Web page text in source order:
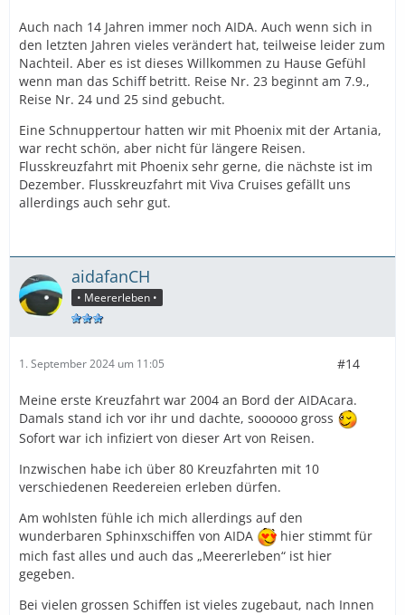
Auch nach 14 Jahren immer noch AIDA. Auch wenn sich in
den letzten Jahren vieles verändert hat, teilweise leider zum
Nachteil. Aber es ist dieses Willkommen zu Hause Gefühl
wenn man das Schiff betritt. Reise Nr. 23 beginnt am 7.9.,
Reise Nr. 24 und 25 sind gebucht.
Eine Schnuppertour hatten wir mit Phoenix mit der Artania,
war recht schön, aber nicht für längere Reisen.
Flusskreuzfahrt mit Phoenix sehr gerne, die nächste ist im
Dezember. Flusskreuzfahrt mit Viva Cruises gefällt uns
allerdings auch sehr gut.
aidafanCH
• Meererleben •
1. September 2024 um 11:05 #14
Meine erste Kreuzfahrt war 2004 an Bord der AIDAcara.
Damals stand ich vor ihr und dachte, soooooo gross
Sofort war ich infiziert von dieser Art von Reisen.
Inzwischen habe ich über 80 Kreuzfahrten mit 10
verschiedenen Reedereien erleben dürfen.
Am wohlsten fühle ich mich allerdings auf den
wunderbaren Sphinxschiffen von AIDA
hier stimmt für
mich fast alles und auch das „Meererleben“ ist hier
gegeben.
Bei vielen grossen Schiffen ist vieles zugebaut, nach Innen